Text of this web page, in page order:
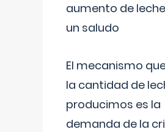
aumento de
un saludo
El mecanismo
la cantidad de
producimos es la
demanda de la